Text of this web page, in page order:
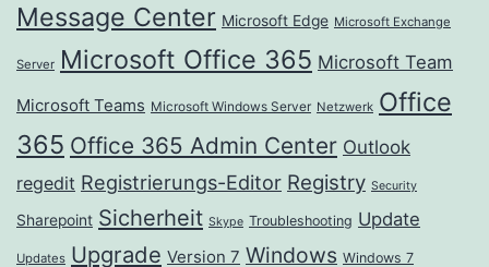
Message Center Microsoft Edge Microsoft Exchange
Server Microsoft Office 365 Microsoft Team
Microsoft Teams Microsoft Windows Server Netzwerk Office
365 Office 365 Admin Center Outlook
regedit Registrierungs-Editor Registry Security
Sharepoint Sicherheit Skype Troubleshooting Update
Updates Upgrade Version 7 Windows Windows 7